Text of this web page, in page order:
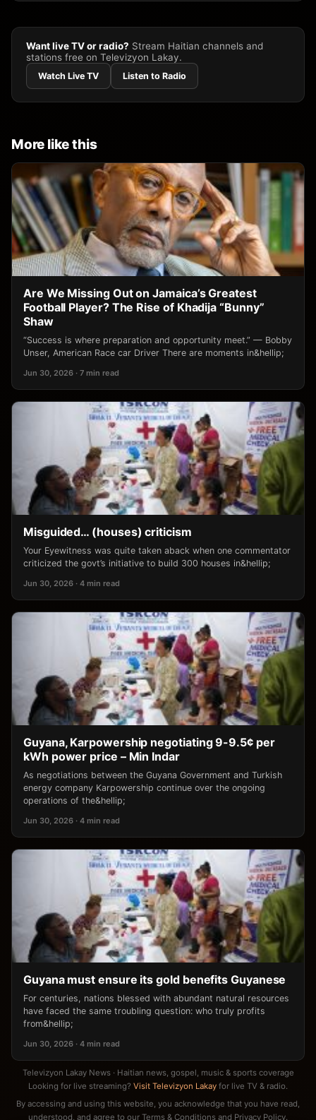
Want live TV or radio? Stream Haitian channels and
stations free on Televizyon Lakay.
Watch Live TV Listen to Radio
More like this
Are We Missing Out on Jamaica’s Greatest
Football Player? The Rise of Khadija “Bunny”
Shaw
“Success is where preparation and opportunity meet.” — Bobby
Unser, American Race car Driver There are moments in&hellip;
Jun 30, 2026 · 7 min read
Misguided… (houses) criticism
Your Eyewitness was quite taken aback when one commentator
criticized the govt’s initiative to build 300 houses in&hellip;
Jun 30, 2026 · 4 min read
Guyana, Karpowership negotiating 9-9.5¢ per
kWh power price – Min Indar
As negotiations between the Guyana Government and Turkish
energy company Karpowership continue over the ongoing
operations of the&hellip;
Jun 30, 2026 · 4 min read
Guyana must ensure its gold benefits Guyanese
For centuries, nations blessed with abundant natural resources
have faced the same troubling question: who truly profits
from&hellip;
Jun 30, 2026 · 4 min read
Televizyon Lakay News · Haitian news, gospel, music & sports coverage
Looking for live streaming? Visit Televizyon Lakay for live TV & radio.
By accessing and using this website, you acknowledge that you have read,
understood, and agree to our Terms & Conditions and Privacy Policy.